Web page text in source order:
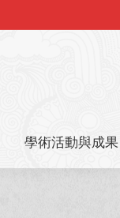
學術活動與成果
學術活動與成果